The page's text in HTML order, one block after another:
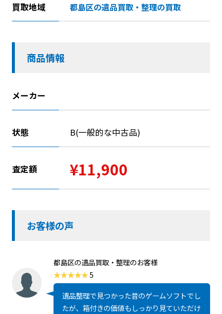
買取地域 都島区の遺品買取・整理の買取
商品情報
メーカー
状態 B(一般的な中古品)
査定額 ¥11,900
お客様の声
都島区の遺品買取・整理のお客様
5
遺品整理で見つかった昔のゲームソフトでし
たが、箱付きの価値もしっかり見ていただけ